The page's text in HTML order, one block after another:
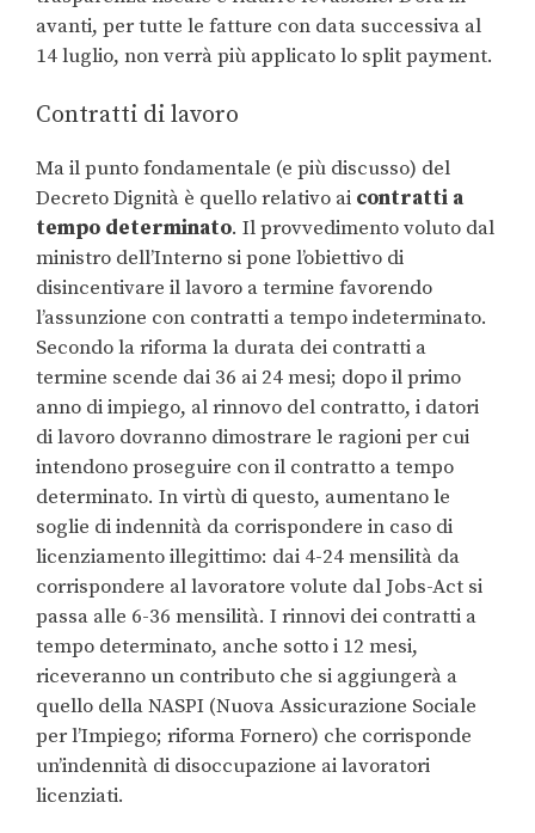
avanti, per tutte le fatture con data successiva al
14 luglio, non verrà più applicato lo split payment.
Contratti di lavoro
Ma il punto fondamentale (e più discusso) del
Decreto Dignità è quello relativo ai contratti a
tempo determinato. Il provvedimento voluto dal
ministro dell’Interno si pone l’obiettivo di
disincentivare il lavoro a termine favorendo
l’assunzione con contratti a tempo indeterminato.
Secondo la riforma la durata dei contratti a
termine scende dai 36 ai 24 mesi; dopo il primo
anno di impiego, al rinnovo del contratto, i datori
di lavoro dovranno dimostrare le ragioni per cui
intendono proseguire con il contratto a tempo
determinato. In virtù di questo, aumentano le
soglie di indennità da corrispondere in caso di
licenziamento illegittimo: dai 4-24 mensilità da
corrispondere al lavoratore volute dal Jobs-Act si
passa alle 6-36 mensilità. I rinnovi dei contratti a
tempo determinato, anche sotto i 12 mesi,
riceveranno un contributo che si aggiungerà a
quello della NASPI (Nuova Assicurazione Sociale
per l’Impiego; riforma Fornero) che corrisponde
un’indennità di disoccupazione ai lavoratori
licenziati.